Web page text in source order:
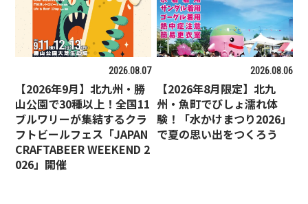
2026.08.07
【2026年9月】北九州・勝
山公園で30種以上！全国11
ブルワリーが集結するクラ
フトビールフェス「JAPAN
CRAFTABEER WEEKEND 2
026」開催
2026.08.06
【2026年8月限定】北九
州・魚町でびしょ濡れ体
験！「水かけまつり2026」
で夏の思い出をつくろう